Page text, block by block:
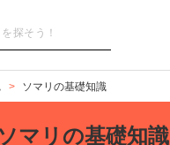
ソマリの基礎知識
ソマリの基礎知識